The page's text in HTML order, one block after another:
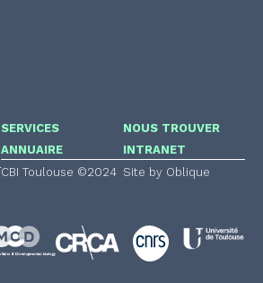
SERVICES
ANNUAIRE
CBI Toulouse ©2024
NOUS TROUVER
INTRANET
Site by Oblique